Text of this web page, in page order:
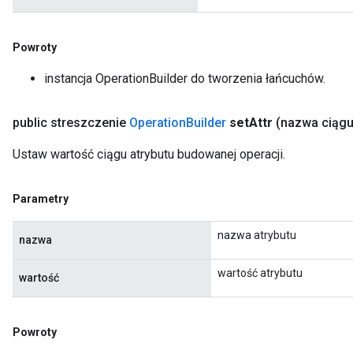
Powroty
instancja OperationBuilder do tworzenia łańcuchów.
public streszczenie OperationBuilder setAttr (nazwa ciągu
Ustaw wartość ciągu atrybutu budowanej operacji.
Parametry
nazwa nazwa atrybutu
wartość wartość atrybutu
Powroty